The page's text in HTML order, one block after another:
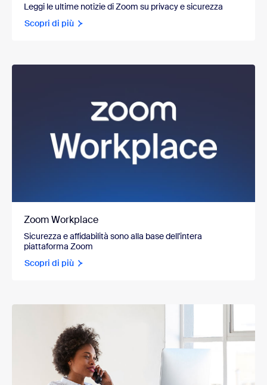
Leggi le ultime notizie di Zoom su privacy e sicurezza
Scopri di più
Zoom Workplace
Sicurezza e affidabilità sono alla base dell'intera
piattaforma Zoom
Scopri di più